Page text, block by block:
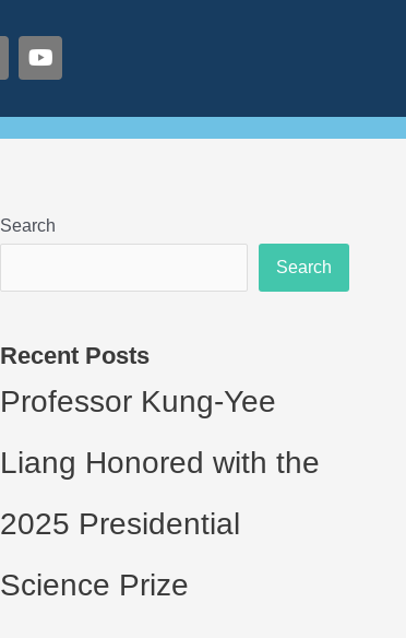
Y
o
t
u
Search
Search
Recent Posts
Professor Kung-Yee
Liang Honored with the
2025 Presidential
Science Prize